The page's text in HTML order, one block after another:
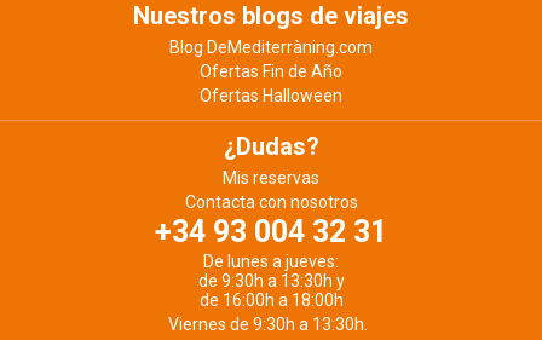
Nuestros blogs de viajes
Blog DeMediterràning.com
Ofertas Fin de Año
Ofertas Halloween
¿Dudas?
Mis reservas
Contacta con nosotros
+34 93 004 32 31
De lunes a jueves:
de 9:30h a 13:30h y
de 16:00h a 18:00h
Viernes de 9:30h a 13:30h.